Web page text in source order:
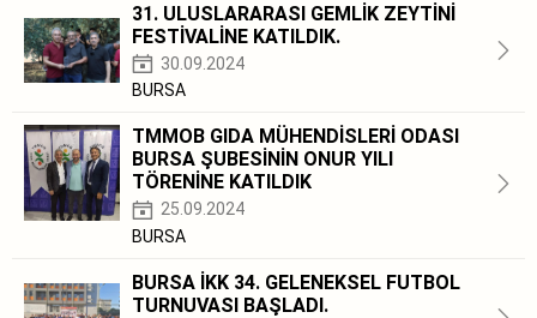
31. ULUSLARARASI GEMLİK ZEYTİNİ
FESTİVALİNE KATILDIK.
30.09.2024
BURSA
TMMOB GIDA MÜHENDİSLERİ ODASI
BURSA ŞUBESİNİN ONUR YILI
TÖRENİNE KATILDIK
25.09.2024
BURSA
BURSA İKK 34. GELENEKSEL FUTBOL
TURNUVASI BAŞLADI.